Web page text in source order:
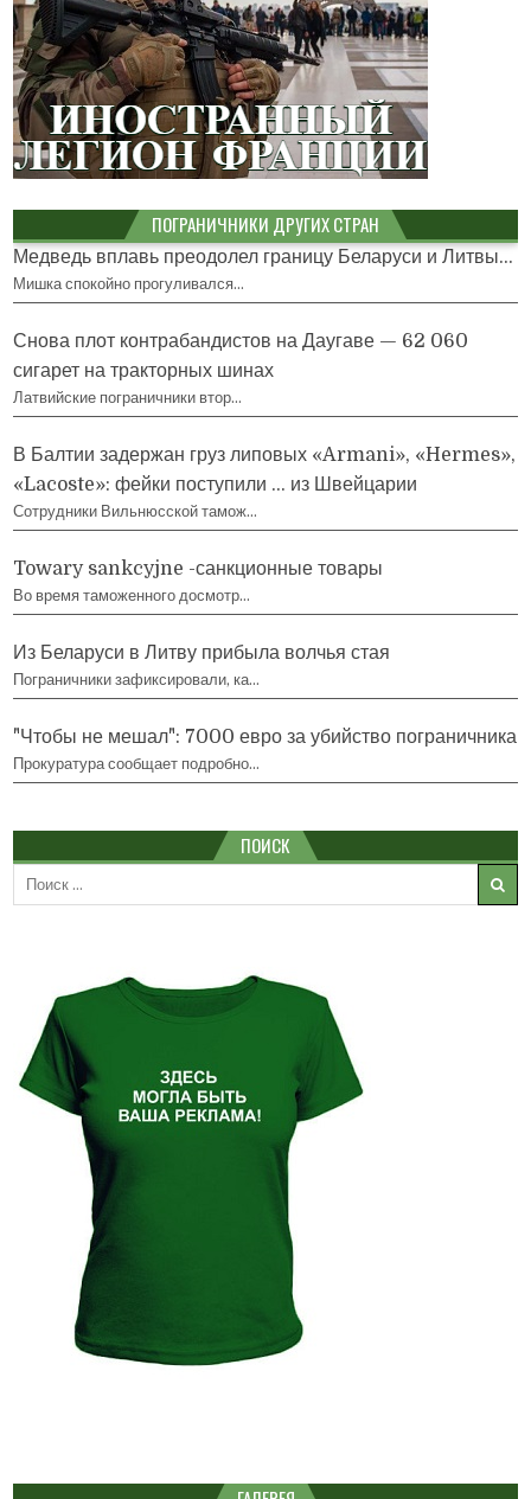
ПОГРАНИЧНИКИ ДРУГИХ СТРАН
Медведь вплавь преодолел границу Беларуси и Литвы...
Мишка спокойно прогуливался…
Снова плот контрабандистов на Даугаве — 62 060
сигарет на тракторных шинах
Латвийские пограничники втор…
В Балтии задержан груз липовых «Armani», «Hermes»,
«Lacoste»: фейки поступили … из Швейцарии
Сотрудники Вильнюсской тамож…
Towary sankcyjne -санкционные товары
Во время таможенного досмотр…
Из Беларуси в Литву прибыла волчья стая
Пограничники зафиксировали, ка…
"Чтобы не мешал": 7000 евро за убийство пограничника
Прокуратура сообщает подробно…
ПОИСК